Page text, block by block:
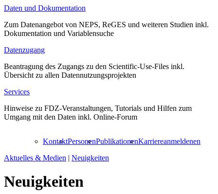
Daten und Dokumentation
Zum Datenangebot von NEPS, ReGES und weiteren Studien inkl.
Dokumentation und Variablensuche
Datenzugang
Beantragung des Zugangs zu den Scientific-Use-Files inkl.
Übersicht zu allen Datennutzungsprojekten
Services
Hinweise zu FDZ-Veranstaltungen, Tutorials und Hilfen zum
Umgang mit den Daten inkl. Online-Forum
KontaktPersonenPublikationenKarriereanmeldenen
Aktuelles & Medien | Neuigkeiten
Neuigkeiten